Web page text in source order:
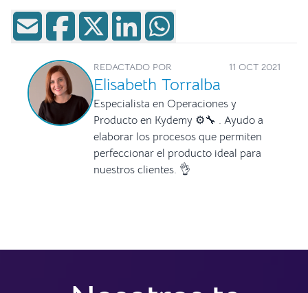
REDACTADO POR 11 OCT 2021
Elisabeth Torralba
Especialista en Operaciones y
Producto en Kydemy ⚙🔧 . Ayudo a
elaborar los procesos que permiten
perfeccionar el producto ideal para
nuestros clientes. 👌